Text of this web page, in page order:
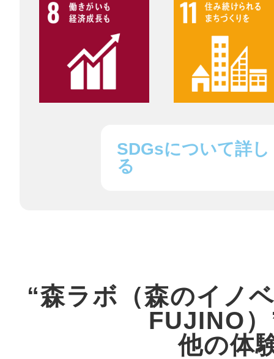
SDGsについて詳し
る
“森ラボ（森のイノ
FUJINO
他の体
鎌倉
相模原
八女